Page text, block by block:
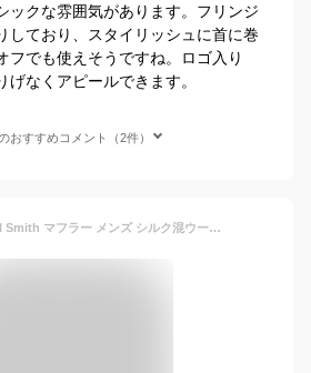
ックな雰囲気があります。フリンジ
しており、スタイリッシュに首に巻
フでも使えそうですね。ロゴ入り
げなくアピールできます。
おすすめコメント（2件）
ポールスミス Paul Smith マフラー メンズ シルク混ウール 無地 ストライプ ストール ネイビー ATPC 454D S842 47 | コンビニ受取 ブランド【最大4000円クーポン 10/21 23:59迄】